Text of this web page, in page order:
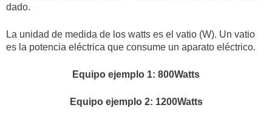
dado.
La unidad de medida de los watts es el vatio (W). Un vatio
es la potencia eléctrica que consume un aparato eléctrico.
Equipo ejemplo 1: 800Watts
Equipo ejemplo 2: 1200Watts